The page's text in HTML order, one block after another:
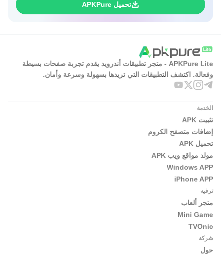
تحميل APKPure
APKPure Lite - متجر تطبيقات أندرويد يقدم تجربة صفحات بسيطة
وفعالة. اكتشف التطبيقات التي تريدها بسهولة وسرعة وأمان.
الخدمة
تثبيت APK
إضافات متصفح الكروم
تحميل APK
مولد مواقع ويب APK
Windows APP
iPhone APP
ترفيه
متجر ألعاب
Mini Game
TVOnic
شركة
حول